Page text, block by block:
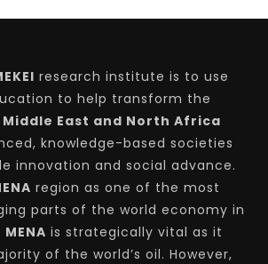
research institute is to use
to help transform the
Middle East and North Africa
knowledge-based societies
innovation and social advance.
region as one of the most
parts of the world economy in
MENA is strategically vital as it
of the world’s oil. However,